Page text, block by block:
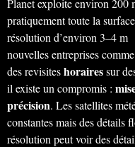
pratiquement toute la
résolution d’environ 3–4 m
nouvelles entreprises
des revisiteshorairessur
il existe un compromis :
précision. Les satellites
constantes mais des détails
résolution peut voir des